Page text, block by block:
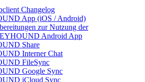
Changelog
App (iOS / Android)
zur Nutzung der
Android App
Share
Interner Chat
FileSync
Google Sync
iCloud Sync